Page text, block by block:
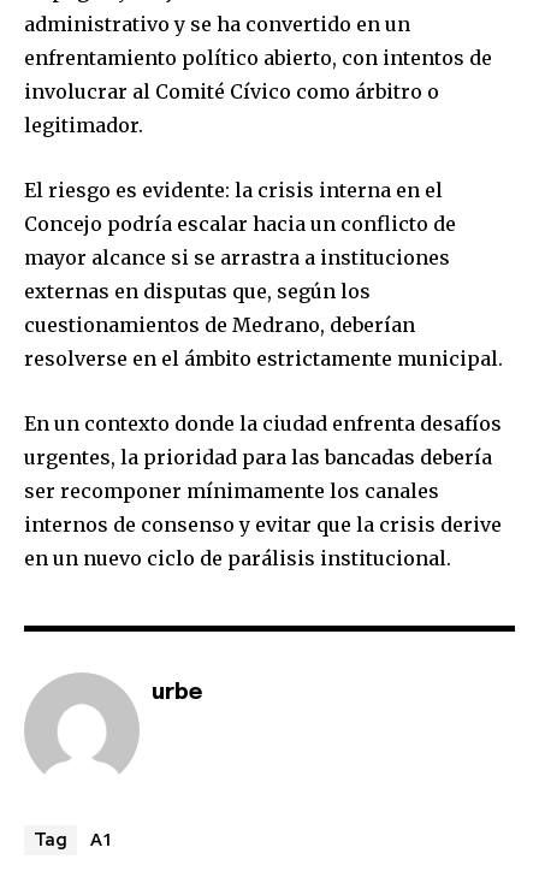
administrativo y se ha convertido en un
enfrentamiento político abierto, con intentos de
involucrar al Comité Cívico como árbitro o
legitimador.
El riesgo es evidente: la crisis interna en el
Concejo podría escalar hacia un conflicto de
mayor alcance si se arrastra a instituciones
externas en disputas que, según los
cuestionamientos de Medrano, deberían
resolverse en el ámbito estrictamente municipal.
En un contexto donde la ciudad enfrenta desafíos
urgentes, la prioridad para las bancadas debería
ser recomponer mínimamente los canales
internos de consenso y evitar que la crisis derive
en un nuevo ciclo de parálisis institucional.
urbe
Tag A1